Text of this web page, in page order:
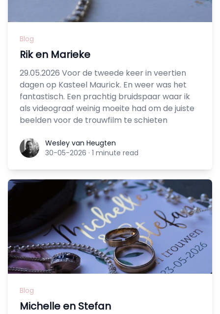
Blog
Rik en Marieke
29.05.2026 Voor de tweede keer in veertien
dagen op Kasteel Maurick. En weer was het
fantastisch. Een prachtig bruidspaar waar ik
als videograaf weinig moeite had om de juiste
beelden voor de trouwfilm te schieten
Wesley van Heugten
Wesley van Heugten
30-05-2026 · 1 minute read
Blog
Michelle en Stefan